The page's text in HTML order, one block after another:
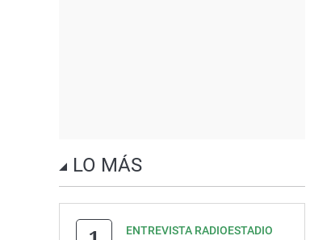
LO MÁS
ENTREVISTA RADIOESTADIO